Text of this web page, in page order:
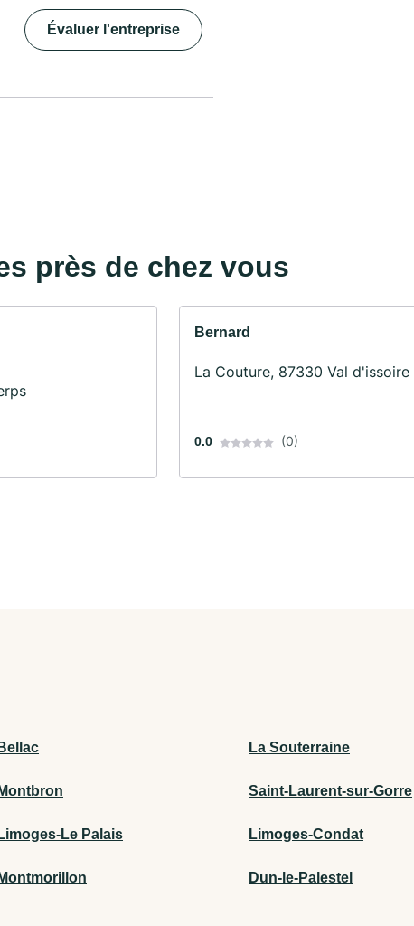
Évaluer l'entreprise
près de chez vous
Bernard
La Couture, 87330 Val d'issoire
0.0 (0)
Bellac La Souterraine
Montbron Saint-Laurent-sur-Gorre
Limoges-Le Palais Limoges-Condat
Montmorillon Dun-le-Palestel